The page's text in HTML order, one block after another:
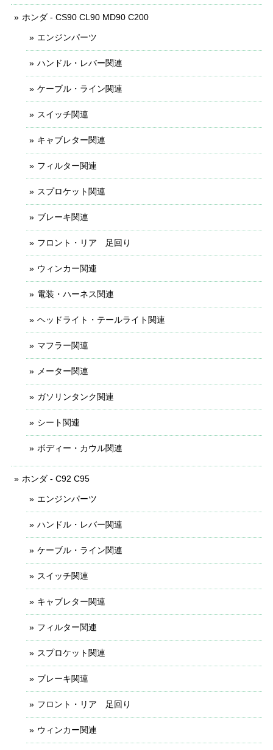
ホンダ - CS90 CL90 MD90 C200
エンジンパーツ
ハンドル・レバー関連
ケーブル・ライン関連
スイッチ関連
キャブレター関連
フィルター関連
スプロケット関連
ブレーキ関連
フロント・リア 足回り
ウィンカー関連
電装・ハーネス関連
ヘッドライト・テールライト関連
マフラー関連
メーター関連
ガソリンタンク関連
シート関連
ボディー・カウル関連
ホンダ - C92 C95
エンジンパーツ
ハンドル・レバー関連
ケーブル・ライン関連
スイッチ関連
キャブレター関連
フィルター関連
スプロケット関連
ブレーキ関連
フロント・リア 足回り
ウィンカー関連